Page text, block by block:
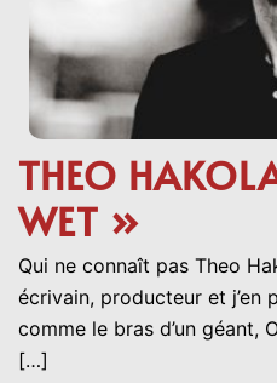
THEO
WET »
Qui ne connaît pas Theo
écrivain, producteur et j’en
comme le bras d’un géant,
[…]